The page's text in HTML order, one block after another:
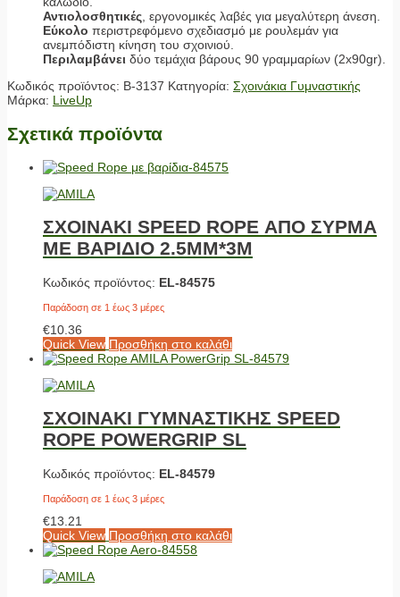
Αντιολοσθητικές , εργονομικές λαβές για μεγαλύτερη άνεση.
Εύκολο περιστρεφόμενο σχεδιασμό με ρουλεμάν για
ανεμπόδιστη κίνηση του σχοινιού.
Περιλαμβάνει δύο τεμάχια βάρους 90 γραμμαρίων (2x90gr).
Κωδικός προϊόντος: Β-3137 Κατηγορία: Σχοινάκια Γυμναστικής
Μάρκα: LiveUp
Σχετικά προϊόντα
ΣΧΟΙΝΑΚΙ SPEED ROPE ΑΠΟ ΣΥΡΜΑ
ΜΕ ΒΑΡΙΔΙΟ 2.5ΜΜ*3M
Κωδικός προϊόντος: EL-84575
Παράδοση σε 1 έως 3 μέρες
€10.36
Quick View Προσθήκη στο καλάθι
ΣΧΟΙΝΑΚΙ ΓΥΜΝΑΣΤΙΚΗΣ SPEED
ROPE POWERGRIP SL
Κωδικός προϊόντος: EL-84579
Παράδοση σε 1 έως 3 μέρες
€13.21
Quick View Προσθήκη στο καλάθι